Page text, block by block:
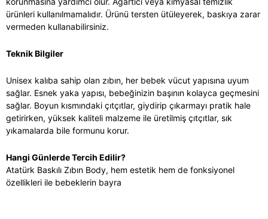
ürünleri kullanılmamalıdır. Ürünü tersten ütüleyerek, baskıya zarar
vermeden kullanabilirsiniz.
Teknik Bilgiler
Unisex kalıba sahip olan zıbın, her bebek vücut yapısına uyum
sağlar. Esnek yaka yapısı, bebeğinizin başının kolayca geçmesini
sağlar. Boyun kısmındaki çıtçıtlar, giydirip çıkarmayı pratik hale
getirirken, yüksek kaliteli malzeme ile üretilmiş çıtçıtlar, sık
yıkamalarda bile formunu korur.
Hangi Günlerde Tercih Edilir?
Atatürk Baskılı Zıbın Body, hem estetik hem de fonksiyonel
özellikleri ile bebeklerin bayra